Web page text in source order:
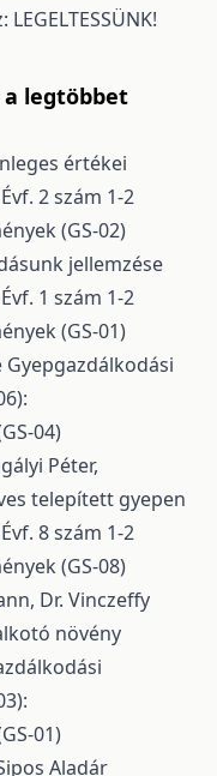
a legtöbbet
értékei
2 szám 1-2
(GS-02)
jellemzése
1 szám 1-2
(GS-01)
Gyepgazdálkodási
04)
Péter,
telepített gyepen
8 szám 1-2
(GS-08)
Dr. Vinczeffy
növény
01)
Aladár